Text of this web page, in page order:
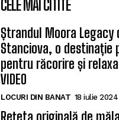
CELE MAI CITITE
Ștrandul Moora Legacy
Stanciova, o destinație
pentru răcorire și
VIDEO
LOCURI DIN BANAT 18 iulie 2024
Rețeta originală de